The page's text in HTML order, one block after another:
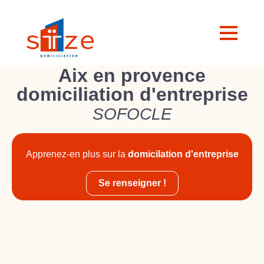
Aix en provence
domiciliation d'entreprise
SOFOCLE
Apprenez-en plus sur la domicilation d'entreprise
Se renseigner !